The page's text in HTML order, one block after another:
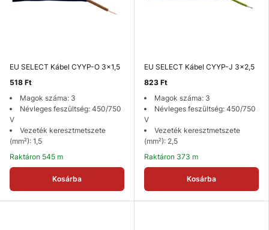
EU SELECT Kábel CYYP-O 3x1,5
518 Ft
Magok száma: 3
Névleges feszültség: 450/750
V
Vezeték keresztmetszete
(mm²): 1,5
Raktáron 545 m
Kosárba
EU SELECT Kábel CYYP-J 3x2,5
823 Ft
Magok száma: 3
Névleges feszültség: 450/750
V
Vezeték keresztmetszete
(mm²): 2,5
Raktáron 373 m
Kosárba